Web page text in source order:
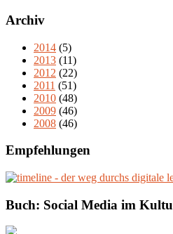
Archiv
2014 (5)
2013 (11)
2012 (22)
2011 (51)
2010 (48)
2009 (46)
2008 (46)
Empfehlungen
Buch: Social Media im